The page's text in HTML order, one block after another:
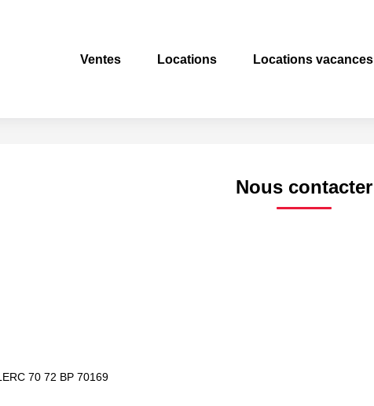
Ventes Locations Locations vacances
Nous contacter
70 72 BP 70169